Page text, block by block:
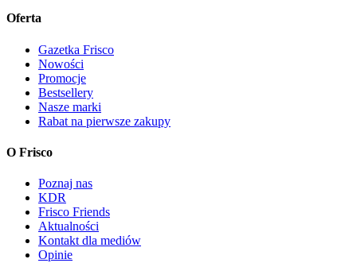
Oferta
Gazetka Frisco
Nowości
Promocje
Bestsellery
Nasze marki
Rabat na pierwsze zakupy
O Frisco
Poznaj nas
KDR
Frisco Friends
Aktualności
Kontakt dla mediów
Opinie